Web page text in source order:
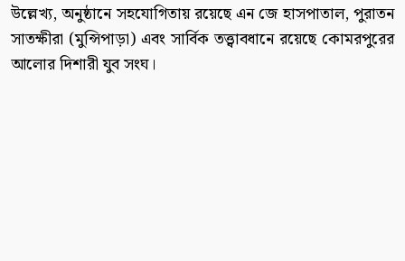
উল্লেখ্য, অনুষ্ঠানে সহযোগিতায় রয়েছে এন জে হাসপাতাল, পুরাতন
সাতক্ষীরা (মুন্সিপাড়া) এবং সার্বিক তত্ত্বাবধানে রয়েছে কোমরপুরের
আলোর দিশারী যুব সংঘ।